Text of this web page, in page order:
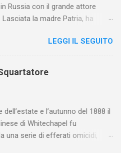
Russia con il grande attore
Lasciata la madre Patria, ha
ha raggiunto la piena
in grado di rinnovare
l'attardato mondo teatrale
LEGGI IL SEGUITO
dell’estate e l’autunno del 1888 il
di Whitechapel fu
una serie di efferati omicidi,